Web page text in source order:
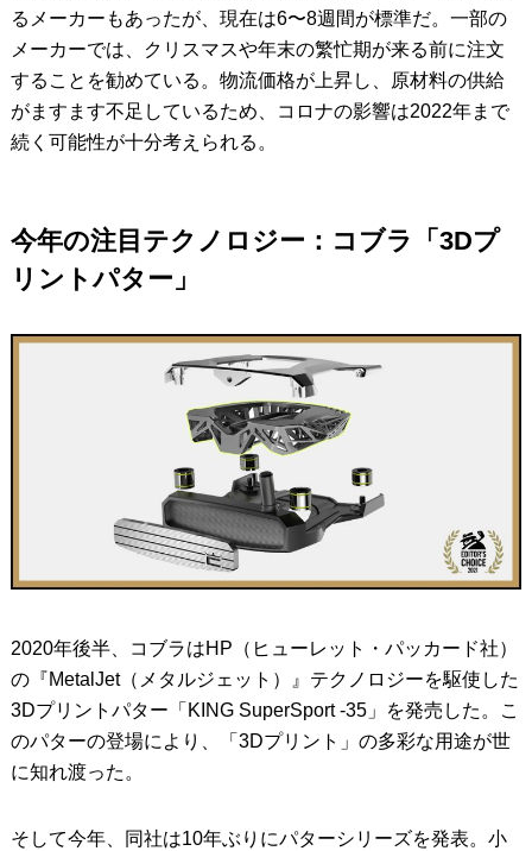
るメーカーもあったが、現在は6〜8週間が標準だ。一部の
メーカーでは、クリスマスや年末の繁忙期が来る前に注文
することを勧めている。物流価格が上昇し、原材料の供給
がますます不足しているため、コロナの影響は2022年まで
続く可能性が十分考えられる。
今年の注目テクノロジー：コブラ「3Dプ
リントパター」
2020年後半、コブラはHP（ヒューレット・パッカード社）
の『MetalJet（メタルジェット）』テクノロジーを駆使した
3Dプリントパター「KING SuperSport -35」を発売した。こ
のパターの登場により、「3Dプリント」の多彩な用途が世
に知れ渡った。
そして今年、同社は10年ぶりにパターシリーズを発表。小